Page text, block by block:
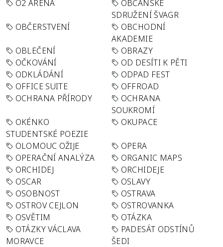
O2 ARENA
OBČANSKÉ
SDRUŽENÍ ŠVAGR
OBČERSTVENÍ
OBCHODNÍ
AKADEMIE
OBLEČENÍ
OBRAZY
OČKOVÁNÍ
OD DESÍTI K PĚTI
ODKLÁDÁNÍ
ODPAD FEST
OFFICE SUITE
OFFROAD
OCHRANA PŘÍRODY
OCHRANA
SOUKROMÍ
OKÉNKO
STUDENTSKÉ POEZIE
OKUPACE
OLOMOUC OŽIJE
OPERA
OPERAČNÍ ANALÝZA
ORGANIC MAPS
ORCHIDEJ
ORCHIDEJE
OSCAR
OSLAVY
OSOBNOST
OSTRAVA
OSTROV CEJLON
OSTROVANKA
OSVĚTIM
OTÁZKA
OTÁZKY VÁCLAVA
MORAVCE
PADESÁT ODSTÍNŮ
ŠEDI